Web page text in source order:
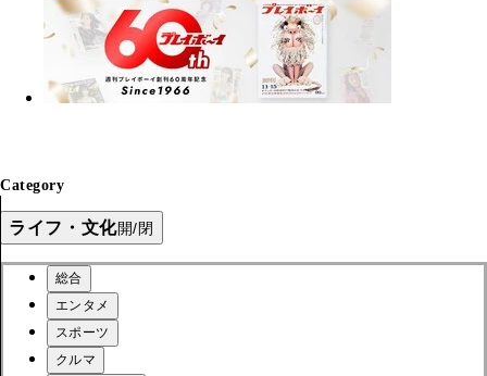
Category
ライフ・文化開/閉
総合
エンタメ
スポーツ
クルマ